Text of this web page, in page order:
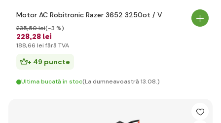
Motor AC Robitronic Razer 3652 3250ot / V
228,28 lei
235,50 lei(-3 %)
188,66 lei fără TVA
+ 49 puncte
Ultima bucată în stoc(La dumneavoastră 13.08.)